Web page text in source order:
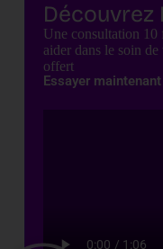
Découvrez
Une consultation 10
aider dans le soin
offert
Essayer maintenant